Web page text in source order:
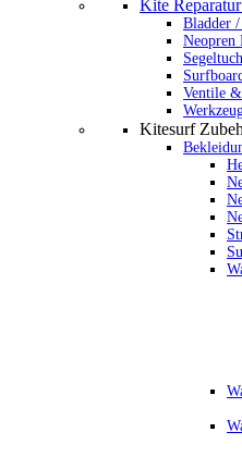
Kite
Bladder
Neopren
Ventile
Kitesurf